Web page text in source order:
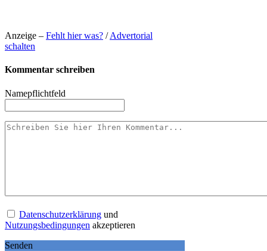
Anzeige – Fehlt hier was? /Advertorial
schalten
Kommentar schreiben
Namepflichtfeld
Datenschutzerklärung und
Nutzungsbedingungen akzeptieren
Senden